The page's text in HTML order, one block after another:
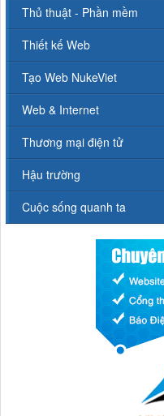
Thủ thuật - Phần mềm
Thiết kế Web
Tạo Web NukeViet
Web & Internet
Thương mại điện tử
Hậu trường
Cuộc sống quanh ta